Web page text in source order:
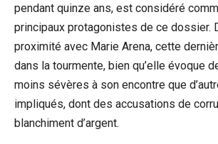
pendant quinze ans, est considéré
principaux protagonistes de ce dossier.
proximité avec Marie Arena, cette
dans la tourmente, bien qu’elle évoque
moins sévères à son encontre que
impliqués, dont des accusations de
blanchiment d’argent.